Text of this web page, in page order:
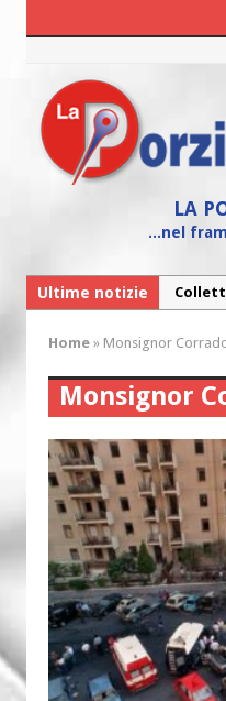
LA
...nel
Ultime notizie
Fine
Torna
Torna
è
vita”
Home » Monsignor
Monsignor